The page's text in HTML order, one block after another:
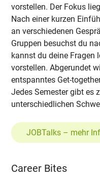
vorstellen. Der Fokus
Nach einer kurzen
an verschiedenen
Gruppen besuchst du
kannst du deine Fragen
vorstellen. Abgerundet
entspanntes Get-
Jedes Semester gibt es
unterschiedlichen
JOBTalks – mehr
Career Bites